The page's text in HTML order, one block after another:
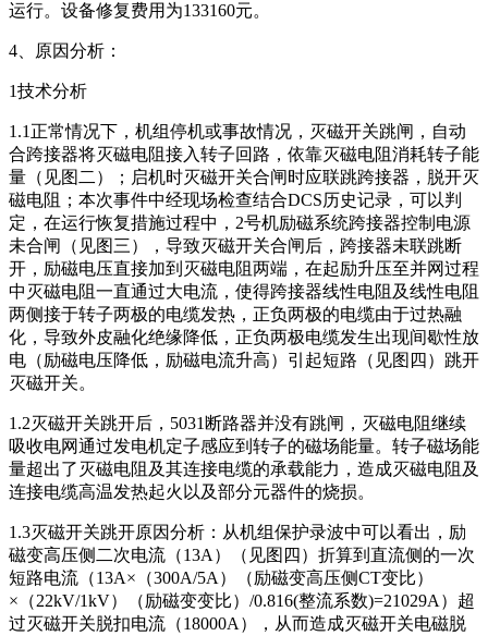
运行。设备修复费用为133160元。
4、原因分析：
1技术分析
1.1正常情况下，机组停机或事故情况，灭磁开关跳闸，自动
合跨接器将灭磁电阻接入转子回路，依靠灭磁电阻消耗转子能
量（见图二）；启机时灭磁开关合闸时应联跳跨接器，脱开灭
磁电阻；本次事件中经现场检查结合DCS历史记录，可以判
定，在运行恢复措施过程中，2号机励磁系统跨接器控制电源
未合闸（见图三），导致灭磁开关合闸后，跨接器未联跳断
开，励磁电压直接加到灭磁电阻两端，在起励升压至并网过程
中灭磁电阻一直通过大电流，使得跨接器线性电阻及线性电阻
两侧接于转子两极的电缆发热，正负两极的电缆由于过热融
化，导致外皮融化绝缘降低，正负两极电缆发生出现间歇性放
电（励磁电压降低，励磁电流升高）引起短路（见图四）跳开
灭磁开关。
1.2灭磁开关跳开后，5031断路器并没有跳闸，灭磁电阻继续
吸收电网通过发电机定子感应到转子的磁场能量。转子磁场能
量超出了灭磁电阻及其连接电缆的承载能力，造成灭磁电阻及
连接电缆高温发热起火以及部分元器件的烧损。
1.3灭磁开关跳开原因分析：从机组保护录波中可以看出，励
磁变高压侧二次电流（13A）（见图四）折算到直流侧的一次
短路电流（13A×（300A/5A）（励磁变高压侧CT变比）
×（22kV/1kV）（励磁变变比）/0.816(整流系数)=21029A）超
过灭磁开关脱扣电流（18000A），从而造成灭磁开关电磁脱